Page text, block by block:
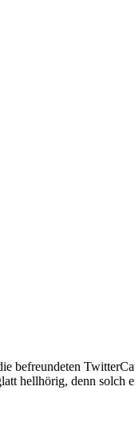
befreundeten
hellhörig, denn solch